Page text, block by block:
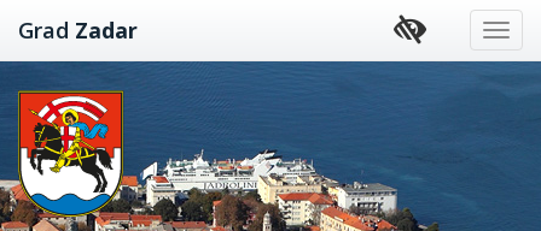
Preskoči
na
Grad Zadar